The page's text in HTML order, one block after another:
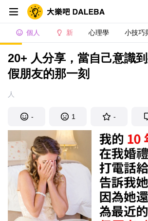
個人 新 心理學 小技巧
20+ 人分享，當自己意識
假朋友的那一刻
人
- 1 -